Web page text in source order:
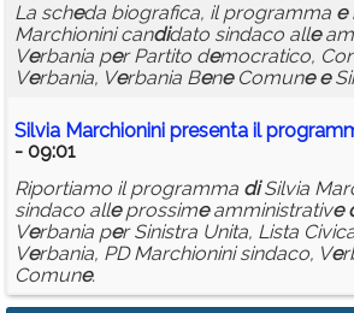
La scheda biografica, il programma e
Marchionini candidato sindaco alle
Verbania per Partito democratico,
Verbania, Verbania BeneComune e
Silvia Marchionini presenta il
- 09:01
Riportiamo il programma diSilvia
sindaco alleprossimeamministrative
Verbania per Sinistra Unita, Lista
Verbania, PD Marchionini sindaco, Ve
Comune.